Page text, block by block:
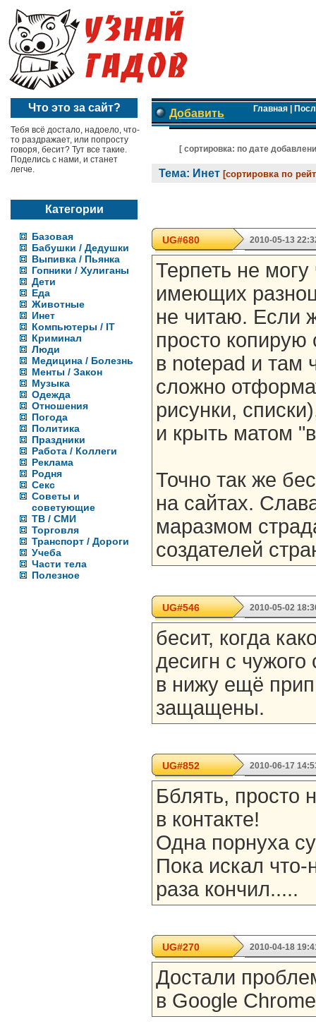
Что это за сайт?
Тебя всё достало, надоело, что-
то раздражает, или попросту
говоря, бесит? Тут все такие.
Поделись с нами, и станет
легче.
Категории
Базовая
Бабушки / Дедушки
Выпивка / Пьянка
Гопники / Хулиганы
Дети
Еда
Животные
Инет
Компьютеры / IT
Криминал
Люди
Медицина / Болезнь
Менты / Закон
Музыка
Одежда
Отношения
Погода
Политика
Праздники
Работа / Коллеги
Реклама
Родня
Секс
Советы и
советующие
ТВ / СМИ
Торговля
Транспорт / Дороги
Учеба
Части тела
Полезное
Добавить Главная|
[ cортировка: по дате
Тема: Инет [сортировка по
UG#680 2010-05-13
Терпеть не могу
имеющих
не читаю. Если
просто
в notepad и там
сложно
рисунки,
и крыть матом
Точно так же
на сайтах.
маразмом
создателей
UG#546 2010-05-02
бесит, когда
десигн с чужого
в нижу ещё
защащены.
UG#852 2010-06-17
Бблять, просто
в контакте!
Одна порнуха
Пока искал
раза кончил.....
UG#270 2010-04-18
Достали
в Google